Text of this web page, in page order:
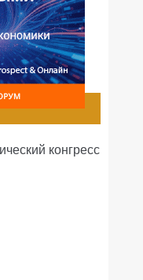
конгресс